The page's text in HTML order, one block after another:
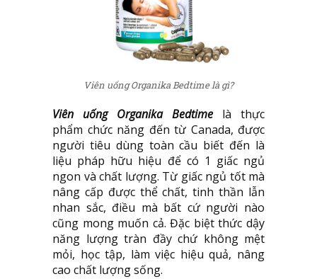
Viên uống Organika Bedtime là gì?
Viên uống Organika Bedtime là thực
phẩm chức năng đến từ Canada, được
người tiêu dùng toàn cầu biết đến là
liệu pháp hữu hiệu để có 1 giấc ngủ
ngon và chất lượng. Từ giấc ngủ tốt mà
nâng cấp được thể chất, tinh thần lẫn
nhan sắc, điều mà bất cứ người nào
cũng mong muốn cả. Đặc biệt thức dậy
năng lượng tràn đầy chứ không mệt
mỏi, học tập, làm việc hiệu quả, nâng
cao chất lượng sống.